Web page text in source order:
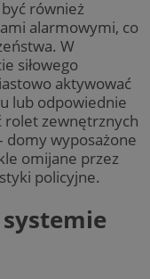
również
alarmowymi, co
W
siłowego
aktywować
lub odpowiednie
rolet zewnętrznych
domy wyposażone
omijane przez
policyjne.